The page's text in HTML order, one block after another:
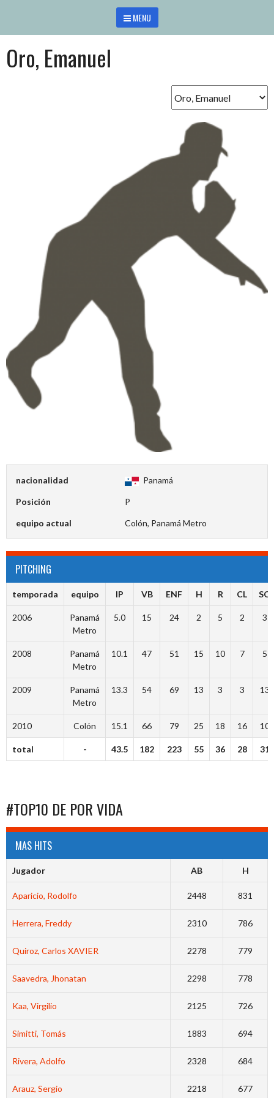
contenido
MENU
Oro, Emanuel
nacionalidad Panamá
Posición P
equipo actual Colón, Panamá Metro
PITCHING
temporada equipo IP VB ENF H R CL SO
2006
Panamá
Metro
5.0 15 24 2 5 2 3
2008
Panamá
Metro
10.1 47 51 15 10 7 5
2009
Panamá
Metro
13.3 54 69 13 3 3 13
2010 Colón 15.1 66 79 25 18 16 10
total - 43.5 182 223 55 36 28 31
#TOP10 DE POR VIDA
MAS HITS
Jugador AB H
Aparicio, Rodolfo 2448 831
Herrera, Freddy 2310 786
Quiroz, Carlos XAVIER 2278 779
Saavedra, Jhonatan 2298 778
Kaa, Virgilio 2125 726
Simitti, Tomás 1883 694
Rivera, Adolfo 2328 684
Arauz, Sergio 2218 677